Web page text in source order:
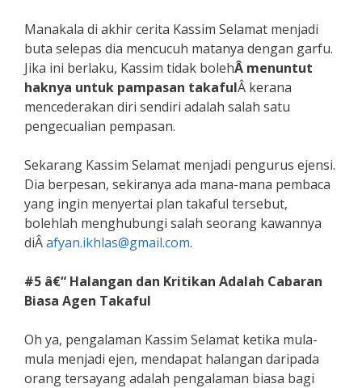
Manakala di akhir cerita Kassim Selamat menjadi
buta selepas dia mencucuh matanya dengan garfu.
Jika ini berlaku, Kassim tidak bolehÂ menuntut
haknya untuk pampasan takafulÂ kerana
mencederakan diri sendiri adalah salah satu
pengecualian pempasan.
Sekarang Kassim Selamat menjadi pengurus ejensi.
Dia berpesan, sekiranya ada mana-mana pembaca
yang ingin menyertai plan takaful tersebut,
bolehlah menghubungi salah seorang kawannya
diÂafyan.ikhlas@gmail.com.
#5 â€“ Halangan dan Kritikan Adalah Cabaran
Biasa Agen Takaful
Oh ya, pengalaman Kassim Selamat ketika mula-
mula menjadi ejen, mendapat halangan daripada
orang tersayang adalah pengalaman biasa bagi